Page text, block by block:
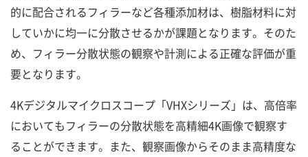
的に配合されるフィラーなど各種添加材は、樹脂材料に対
していかに均一に分散させるかが課題となります。そのた
め、フィラー分散状態の観察や計測による正確な評価が重
要となります。
4Kデジタルマイクロスコープ「VHXシリーズ」は、高倍率
においてもフィラーの分散状態を高精細4K画像で観察す
ることができます。また、観察画像からそのまま高精度な